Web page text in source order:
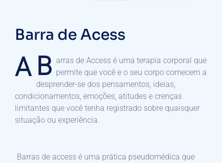
Barra de Acess
A B arras de Access é uma terapia corporal que
permite que você e o seu corpo comecem a
desprender-se dos pensamentos, ideias,
condicionamentos, emoções, atitudes e crenças
limitantes que você tenha registrado sobre quaisquer
situação ou experiência.
Barras de access é uma prática pseudomédica que